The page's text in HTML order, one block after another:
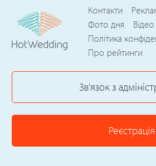
Контакти
Фото дня
Політика
Про рейтинги
Зв'язок з
Реєстрація